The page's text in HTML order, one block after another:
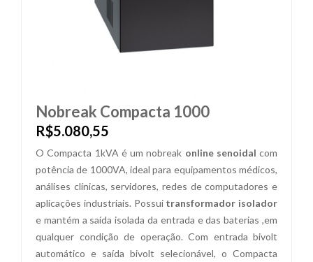
Nobreak Compacta 1000
R$5.080,55
O Compacta 1kVA é um nobreak online senoidal com
potência de 1000VA, ideal para equipamentos médicos,
análises clínicas, servidores, redes de computadores e
aplicações industriais. Possui transformador isolador
e mantém a saída isolada da entrada e das baterias ,em
qualquer condição de operação. Com entrada bivolt
automático e saída bivolt selecionável, o Compacta